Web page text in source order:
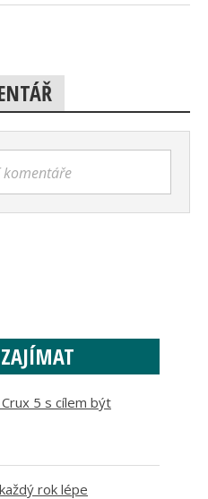
komentáře
5 s cílem být
rok lépe